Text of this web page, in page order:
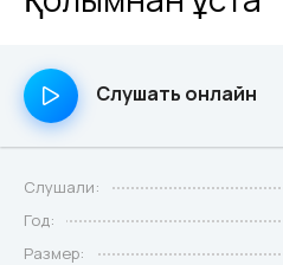
Слушать онлайн
Слушали:
Год:
Размер: